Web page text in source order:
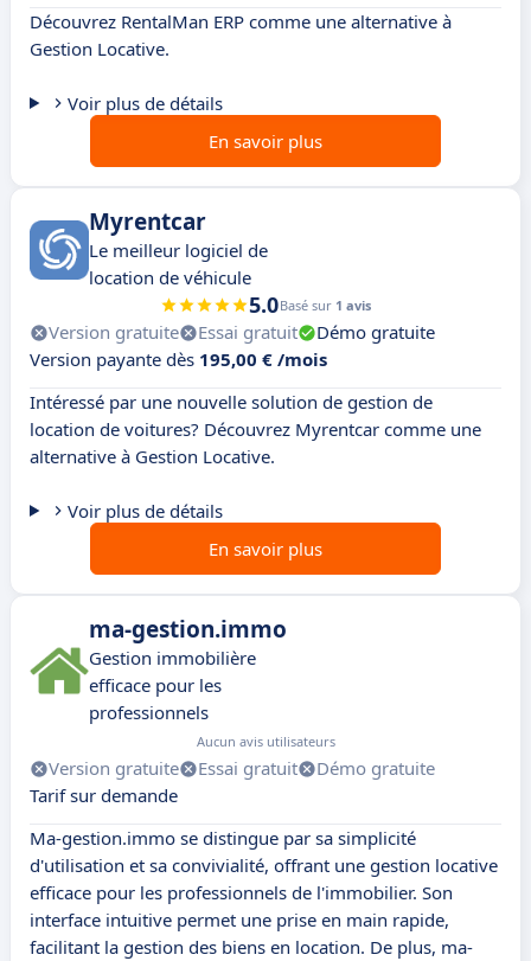
Découvrez RentalMan ERP comme une alternative à
Gestion Locative.
Voir plus de détails
En savoir plus
Myrentcar
Le meilleur logiciel de
location de véhicule
5.0Basé sur 1 avis
Version gratuite Essai gratuit
Démo gratuite
Version payante dès 195,00 € /mois
Intéressé par une nouvelle solution de gestion de
location de voitures? Découvrez Myrentcar comme une
alternative à Gestion Locative.
Voir plus de détails
En savoir plus
ma-gestion.immo
Gestion immobilière
efficace pour les
professionnels
Aucun avis utilisateurs
Version gratuite Essai gratuit
Démo gratuite
Tarif sur demande
Ma-gestion.immo se distingue par sa simplicité
d'utilisation et sa convivialité, offrant une gestion locative
efficace pour les professionnels de l'immobilier. Son
interface intuitive permet une prise en main rapide,
facilitant la gestion des biens en location. De plus, ma-